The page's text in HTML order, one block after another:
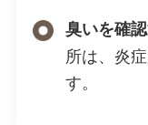
臭いを確
所は、炎
す。